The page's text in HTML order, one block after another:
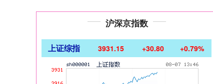
沪深京指数
上证综指 3931.15 +30.80 +0.79%